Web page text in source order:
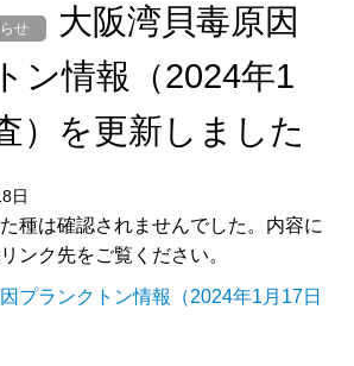
せ
大阪湾貝毒原因
ン情報（2024年1
）を更新しました
日
種は確認されませんでした。内容に
ンク先をご覧ください。
プランクトン情報（2024年1月17日